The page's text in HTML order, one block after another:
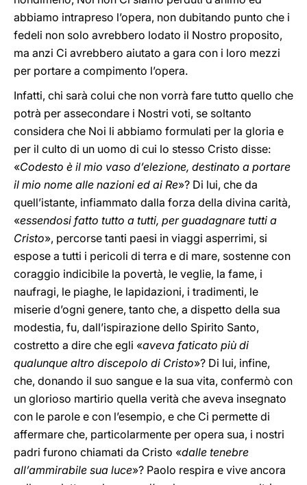
abbiamo intrapreso l’opera, non dubitando punto che i
fedeli non solo avrebbero lodato il Nostro proposito,
ma anzi Ci avrebbero aiutato a gara con i loro mezzi
per portare a compimento l’opera.
Infatti, chi sarà colui che non vorrà fare tutto quello che
potrà per assecondare i Nostri voti, se soltanto
considera che Noi li abbiamo formulati per la gloria e
per il culto di un uomo di cui lo stesso Cristo disse:
«Codesto è il mio vaso d’elezione, destinato a portare
il mio nome alle nazioni ed ai Re»? Di lui, che da
quell’istante, infiammato dalla forza della divina carità,
«essendosi fatto tutto a tutti, per guadagnare tutti a
Cristo», percorse tanti paesi in viaggi asperrimi, si
espose a tutti i pericoli di terra e di mare, sostenne con
coraggio indicibile la povertà, le veglie, la fame, i
naufragi, le piaghe, le lapidazioni, i tradimenti, le
miserie d’ogni genere, tanto che, a dispetto della sua
modestia, fu, dall’ispirazione dello Spirito Santo,
costretto a dire che egli «aveva faticato più di
qualunque altro discepolo di Cristo»? Di lui, infine,
che, donando il suo sangue e la sua vita, confermò con
un glorioso martirio quella verità che aveva insegnato
con le parole e con l’esempio, e che Ci permette di
affermare che, particolarmente per opera sua, i nostri
padri furono chiamati da Cristo «dalle tenebre
all’ammirabile sua luce»? Paolo respira e vive ancora